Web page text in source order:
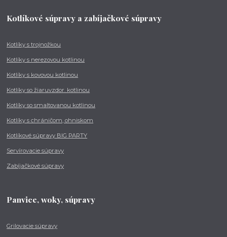
Kotlíkové súpravy a zabíjačkové súpravy
Kotlíky s trojnožkou
Kotlíky s nerezovou kotlinou
Kotlíky s kovovou kotlinou
Kotlíky so žiaruvzdor. kotlinou
Kotlíky so smaltovanou kotlinou
Kotlíky s chráničom, ohniskom
Kotlíkové súpravy BIG PARTY
Servírovacie súpravy
Zabíjačkové súpravy
Panvice, woky, súpravy
Grilovacie súpravy